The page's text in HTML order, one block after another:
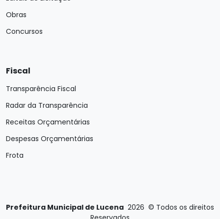
Obras
Concursos
Fiscal
Transparência Fiscal
Radar da Transparência
Receitas Orçamentárias
Despesas Orçamentárias
Frota
Prefeitura Municipal de Lucena 2026 © Todos os direitos